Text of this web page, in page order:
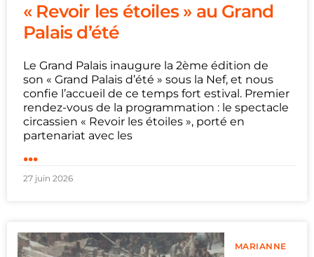
« Revoir les étoiles » au Grand
Palais d’été
Le Grand Palais inaugure la 2ème édition de
son « Grand Palais d’été » sous la Nef, et nous
confie l’accueil de ce temps fort estival. Premier
rendez-vous de la programmation : le spectacle
circassien « Revoir les étoiles », porté en
partenariat avec les
...
27 juin 2026
MARIANNE